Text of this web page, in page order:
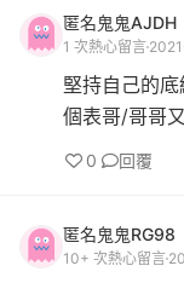
匿名鬼鬼AJDH
1 次熱心留言
堅持自己的
個表哥/哥哥
0 回覆
匿名鬼鬼RG98
10+ 次熱心留言